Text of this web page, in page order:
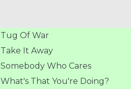
Tug Of War
Take It Away
Somebody Who Cares
What's That You're Doing?